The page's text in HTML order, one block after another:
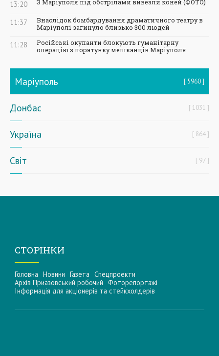
13:20 З Маріуполя під обстрілами вивезли коней (ФОТО)
11:37
Внаслідок бомбардування драматичного театру в
Маріуполі загинуло близько 300 людей
11:28
Російські окупанти блокують гуманітарну
операцію з порятунку мешканців Маріуполя
Маріуполь 5960
Донбас 1031
Україна 864
Світ 97
СТОРІНКИ
Головна Новини Газета Спецпроекти
Архів Приазовський робочий Фоторепортажі
Інформацiя для акцiонерiв та стейкхолдерiв